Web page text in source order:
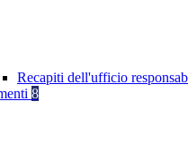
Recapiti dell'ufficio
8